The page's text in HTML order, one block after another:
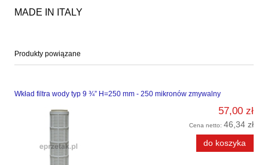
MADE IN ITALY
Produkty powiązane
Wkład filtra wody typ 9 ¾” H=250 mm - 250 mikronów zmywalny
57,00 zł
Cena netto: 46,34 zł
do koszyka